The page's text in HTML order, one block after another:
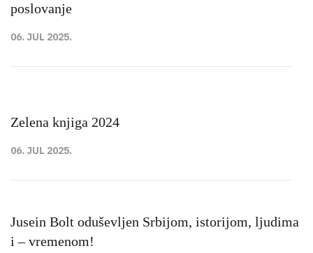
poslovanje
06. JUL 2025.
Zelena knjiga 2024
06. JUL 2025.
Jusein Bolt oduševljen Srbijom, istorijom, ljudima
i – vremenom!